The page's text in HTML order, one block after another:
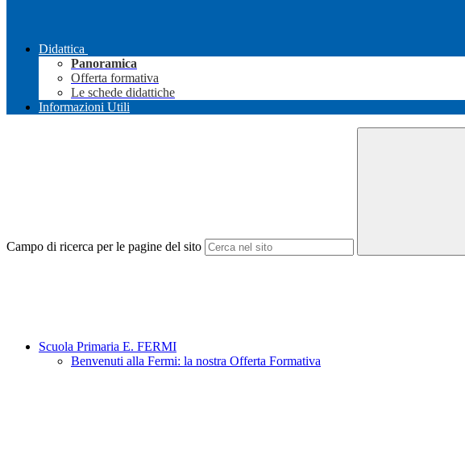
Didattica
Panoramica
Offerta formativa
Le schede didattiche
Informazioni Utili
Campo di ricerca per le pagine del sito
Scuola Primaria E. FERMI
Benvenuti alla Fermi: la nostra Offerta Formativa